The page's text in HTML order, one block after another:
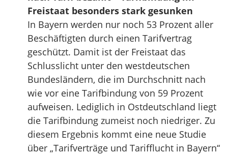
Freistaat besonders stark gesunken
In Bayern werden nur noch 53 Prozent aller
Beschäftigten durch einen Tarifvertrag
geschützt. Damit ist der Freistaat das
Schlusslicht unter den westdeutschen
Bundesländern, die im Durchschnitt nach
wie vor eine Tarifbindung von 59 Prozent
aufweisen. Lediglich in Ostdeutschland liegt
die Tarifbindung zumeist noch niedriger. Zu
diesem Ergebnis kommt eine neue Studie
über „Tarifverträge und Tarifflucht in Bayern“